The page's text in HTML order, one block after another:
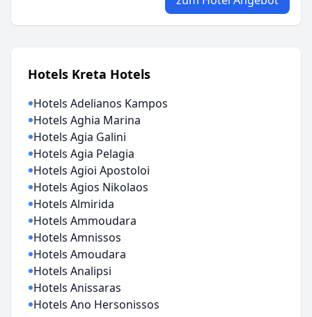
Hotels Kreta Hotels
Hotels Adelianos Kampos
Hotels Aghia Marina
Hotels Agia Galini
Hotels Agia Pelagia
Hotels Agioi Apostoloi
Hotels Agios Nikolaos
Hotels Almirida
Hotels Ammoudara
Hotels Amnissos
Hotels Amoudara
Hotels Analipsi
Hotels Anissaras
Hotels Ano Hersonissos